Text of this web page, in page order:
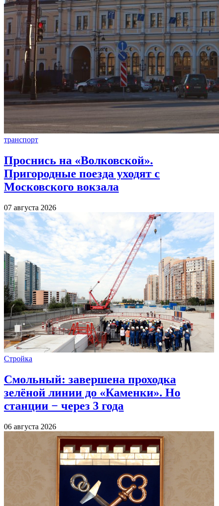
транспорт
Проснись на «Волковской».
Пригородные поезда уходят с
Московского вокзала
07 августа 2026
Стройка
Смольный: завершена проходка
зелёной линии до «Каменки». Но
станции − через 3 года
06 августа 2026